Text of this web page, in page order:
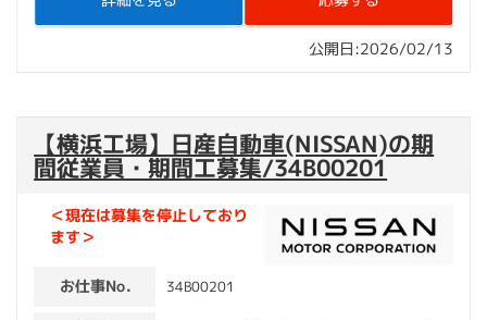
公開日:2026/02/13
【横浜工場】日産自動車(NISSAN)の期
間従業員・期間工募集/34B00201
＜現在は募集を停止しており
ます＞
お仕事No. 34B00201